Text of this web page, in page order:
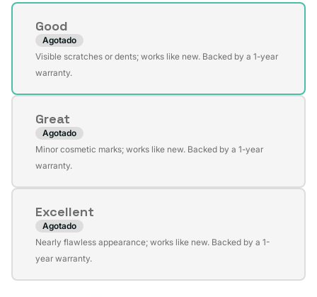
Condition
Good
Agotado
Variante
agotada
disponible
Visible scratches or dents; works like new. Backed by a 1-year
warranty.
Great
Agotado
Variante
agotada
disponible
Minor cosmetic marks; works like new. Backed by a 1-year
warranty.
Excellent
Agotado
Variante
agotada
Nearly flawless appearance; works like new. Backed by a 1-
year warranty.